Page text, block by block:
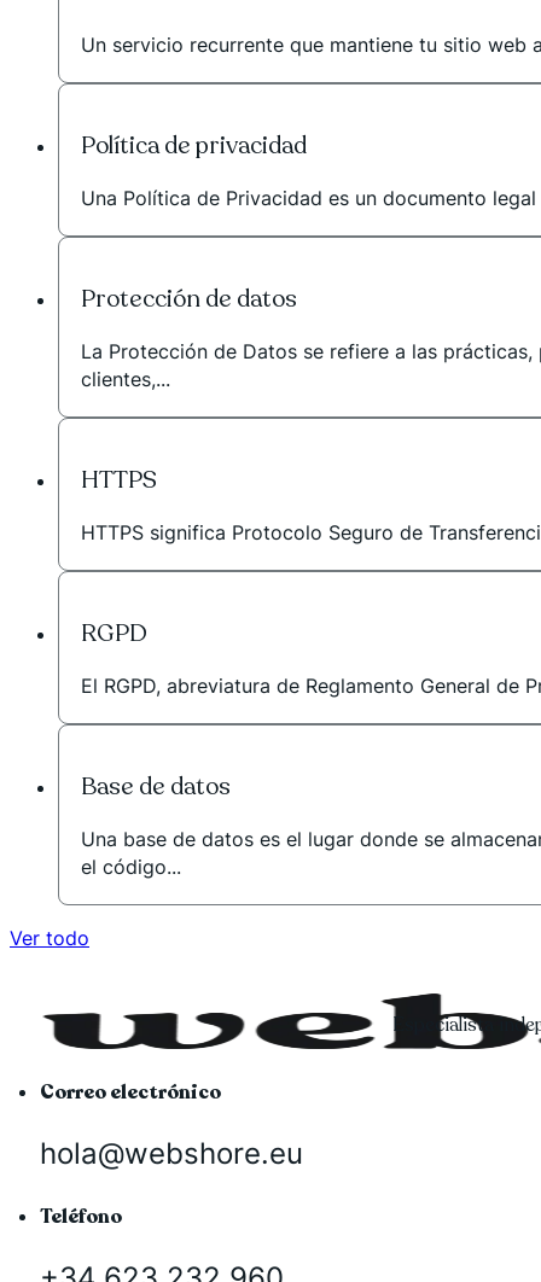
Un servicio recurrente que mantiene tu sitio
Política de privacidad
Una Política de Privacidad es un documento
Protección de datos
La Protección de Datos se refiere a las
clientes,...
HTTPS
HTTPS significa Protocolo Seguro de
RGPD
El RGPD, abreviatura de Reglamento General
Base de datos
Una base de datos es el lugar donde se
el código...
Ver todo
Especialista
Correo electrónico
hola@webshore.eu
Teléfono